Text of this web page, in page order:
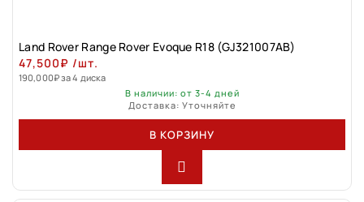
Land Rovеr Rаngе Rоver Evоque R18 (GJ321007АВ)
47,500₽ /шт.
190,000₽за 4 диска
В наличии: от 3-4 дней
Доставка: Уточняйте
В КОРЗИНУ